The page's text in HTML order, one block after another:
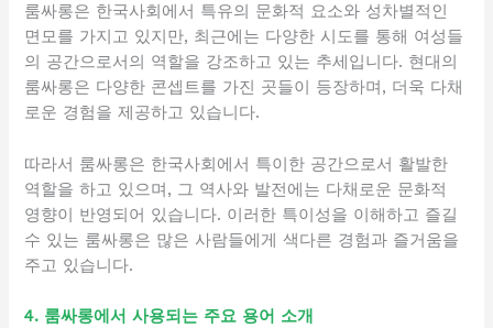
룸싸롱은 한국사회에서 특유의 문화적 요소와 성차별적인
면모를 가지고 있지만, 최근에는 다양한 시도를 통해 여성들
의 공간으로서의 역할을 강조하고 있는 추세입니다. 현대의
룸싸롱은 다양한 콘셉트를 가진 곳들이 등장하며, 더욱 다채
로운 경험을 제공하고 있습니다.
따라서 룸싸롱은 한국사회에서 특이한 공간으로서 활발한
역할을 하고 있으며, 그 역사와 발전에는 다채로운 문화적
영향이 반영되어 있습니다. 이러한 특이성을 이해하고 즐길
수 있는 룸싸롱은 많은 사람들에게 색다른 경험과 즐거움을
주고 있습니다.
4. 룸싸롱에서 사용되는 주요 용어 소개